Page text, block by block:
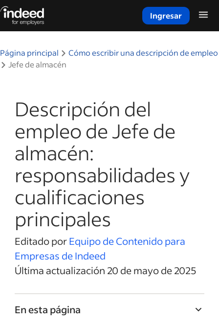
Ingresar
Página principal
Cómo escribir una descripción de empleo
Jefe de almacén
Descripción del
empleo de Jefe de
almacén:
responsabilidades y
cualificaciones
principales
Editado porEquipo de Contenido para
Empresas de Indeed
Última actualización 20 de mayo de 2025
En esta página